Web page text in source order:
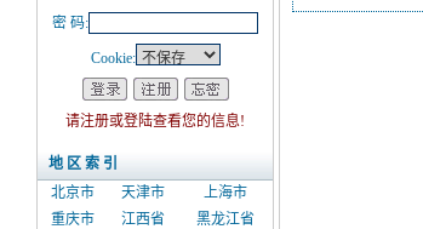
密 码:
Cookie:
请注册或登陆查看您的信息!
地 区 索 引
北京市
天津市
上海市
重庆市
江西省
黑龙江省